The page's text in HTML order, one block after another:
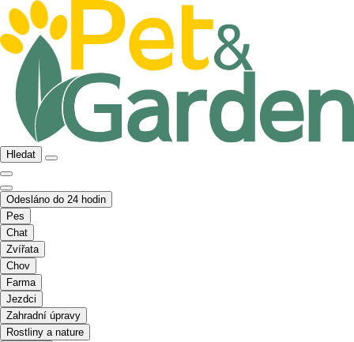
Hledat
Odesláno do 24 hodin
Pes
Chat
Zvířata
Chov
Farma
Jezdci
Zahradní úpravy
Rostliny a nature